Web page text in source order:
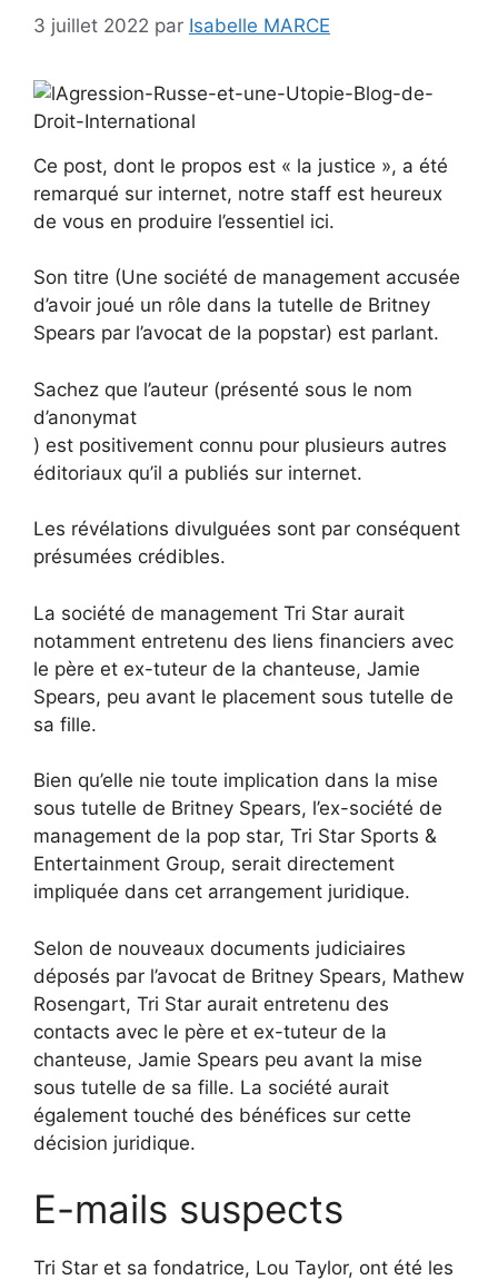
3 juillet 2022 par Isabelle MARCE
Ce post, dont le propos est « la justice », a été
remarqué sur internet, notre staff est heureux
de vous en produire l’essentiel ici.
Son titre (Une société de management accusée
d’avoir joué un rôle dans la tutelle de Britney
Spears par l’avocat de la popstar) est parlant.
Sachez que l’auteur (présenté sous le nom
d’anonymat
) est positivement connu pour plusieurs autres
éditoriaux qu’il a publiés sur internet.
Les révélations divulguées sont par conséquent
présumées crédibles.
La société de management Tri Star aurait
notamment entretenu des liens financiers avec
le père et ex-tuteur de la chanteuse, Jamie
Spears, peu avant le placement sous tutelle de
sa fille.
Bien qu’elle nie toute implication dans la mise
sous tutelle de Britney Spears, l’ex-société de
management de la pop star, Tri Star Sports &
Entertainment Group, serait directement
impliquée dans cet arrangement juridique.
Selon de nouveaux documents judiciaires
déposés par l’avocat de Britney Spears, Mathew
Rosengart, Tri Star aurait entretenu des
contacts avec le père et ex-tuteur de la
chanteuse, Jamie Spears peu avant la mise
sous tutelle de sa fille. La société aurait
également touché des bénéfices sur cette
décision juridique.
E-mails suspects
Tri Star et sa fondatrice, Lou Taylor, ont été les